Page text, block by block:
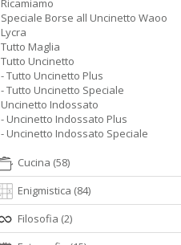
Ricamiamo
Speciale Borse all Uncinetto Waoo
Lycra
Tutto Maglia
Tutto Uncinetto
- Tutto Uncinetto Plus
- Tutto Uncinetto Speciale
Uncinetto Indossato
- Uncinetto Indossato Plus
- Uncinetto Indossato Speciale
Cucina (58)
Enigmistica (84)
Filosofia (2)